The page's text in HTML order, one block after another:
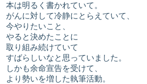
本は明るく書かれていて。
がんに対して冷静にとらえていて、
今やりたいこと、
やると決めたことに
取り組み続けていて
すばらしいなと思っていました。
しかも余命宣告を受けて、
より勢いを増した執筆活動。